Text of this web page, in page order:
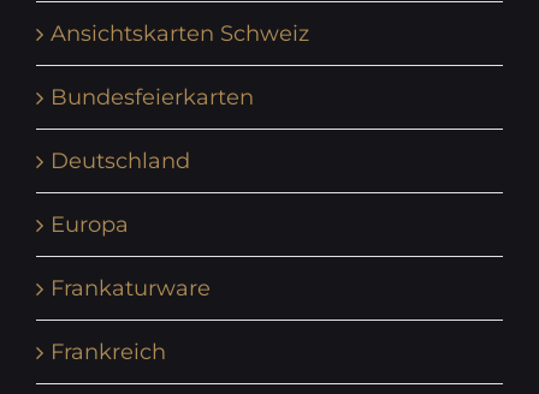
Ansichtskarten Schweiz
Bundesfeierkarten
Deutschland
Europa
Frankaturware
Frankreich